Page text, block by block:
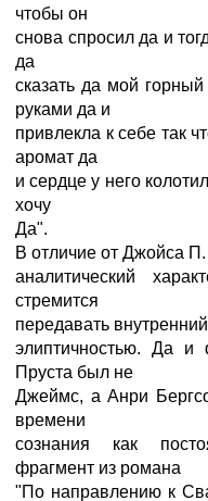
чтобы он
снова спросил да и
да
сказать да мой
руками да и
привлекла к себе так
аромат да
и сердце у него
хочу
Да".
В отличие от Джойса
аналитический
стремится
передавать
элиптичностью. Да
Пруста был не
Джеймс, а Анри
времени
сознания как
фрагмент из романа
"По направлению к